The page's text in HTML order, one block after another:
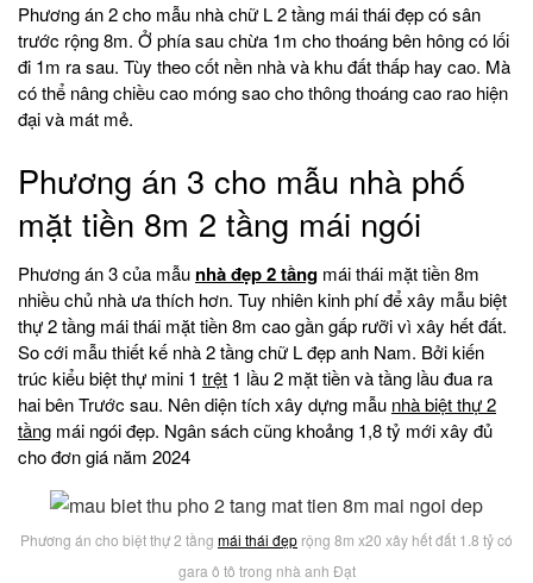
Phương án 2 cho mẫu nhà chữ L 2 tầng mái thái đẹp có sân
trước rộng 8m. Ở phía sau chừa 1m cho thoáng bên hông có lối
đi 1m ra sau. Tùy theo cốt nền nhà và khu đất thấp hay cao. Mà
có thể nâng chiều cao móng sao cho thông thoáng cao rao hiện
đại và mát mẻ.
Phương án 3 cho mẫu nhà phố
mặt tiền 8m 2 tầng mái ngói
Phương án 3 của mẫu nhà đẹp 2 tầng mái thái mặt tiền 8m
nhiều chủ nhà ưa thích hơn. Tuy nhiên kinh phí để xây mẫu biệt
thự 2 tầng mái thái mặt tiền 8m cao gần gấp rưỡi vì xây hết đất.
So cới mẫu thiết kế nhà 2 tầng chữ L đẹp anh Nam. Bởi kiến
trúc kiểu biệt thự mini 1 trệt 1 lầu 2 mặt tiền và tầng lầu đua ra
hai bên Trước sau. Nên diện tích xây dựng mẫu nhà biệt thự 2
tầng mái ngói đẹp. Ngân sách cũng khoảng 1,8 tỷ mới xây đủ
cho đơn giá năm 2024
Phương án cho biệt thự 2 tầng mái thái đẹp rộng 8m x20 xây hết đất 1.8 tỷ có
gara ô tô trong nhà anh Đạt